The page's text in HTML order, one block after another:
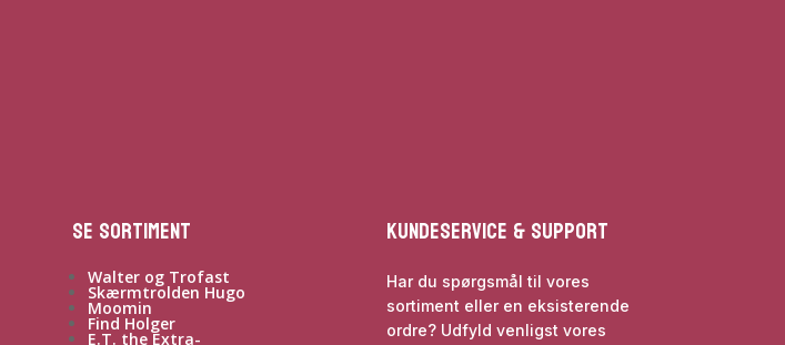
Se sortiment
Walter og Trofast
Skærmtrolden Hugo
Moomin
Find Holger
E.T. the Extra-
Kundeservice & Support
Har du spørgsmål til vores
sortiment eller en eksisterende
ordre? Udfyld venligst vores